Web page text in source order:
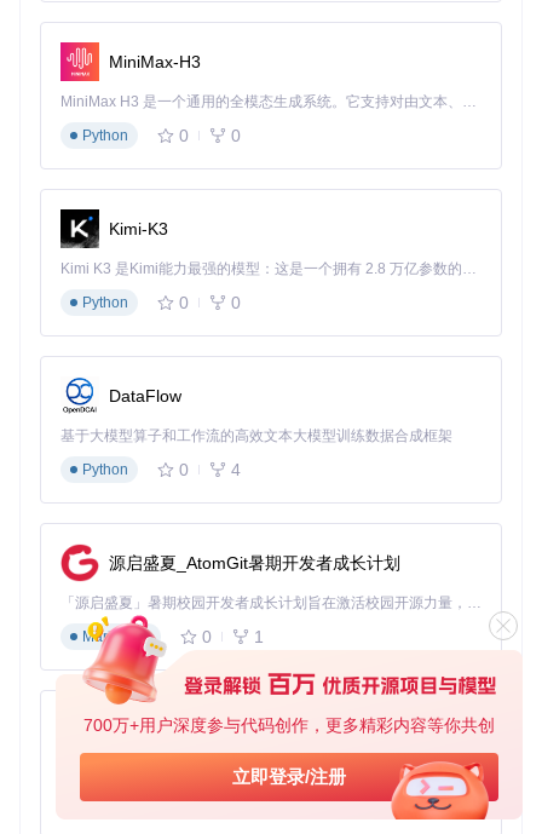
700万+用户深度参与代码创作，更多精彩内容等你共创
立即登录/注册
MiniMax-H3
MiniMax H3 是一个通用的全模态生成系统。它支持对由文本、图像、视频和音频组成的多模态上下文进行统一理解，并能生成分辨率高达 2K、时长可达 15 秒的带原生立体声音频的视频。得益于面向任务泛化的系统设计，H3 在预训练阶段就已具备广泛的多模态上下文理解与生成能力，能够出色地执行复杂的多模态指令。
Python
0 0
Kimi-K3
Kimi K3 是Kimi能力最强的模型：这是一个拥有 2.8 万亿参数的混合专家（MoE）模型，具备原生视觉理解能力，并支持 100 万 token 的上下文窗口。
Python
0 0
DataFlow
基于大模型算子和工作流的高效文本大模型训练数据合成框架
Python
0 4
源启盛夏_AtomGit暑期开发者成长计划
「源启盛夏」暑期校园开发者成长计划旨在激活校园开源力量，通过积分激励、认证扶持、资源倾斜等形式，引导高校组织和开发者完成「入驻 — 建项目 — 做贡献 — 获认证 — 得资源」的完整闭环。无论你是想带领社团入驻平台的组织者，还是希望用代码贡献证明自己的开发者，都能在这里找到属于你的成长路径。
Markdown
0 1
py-xiaozhi
基于Python的Xiaozhi AI，适用于想要完整Xiaozhi体验而无需拥有专用硬件的用户。
Python
0 1